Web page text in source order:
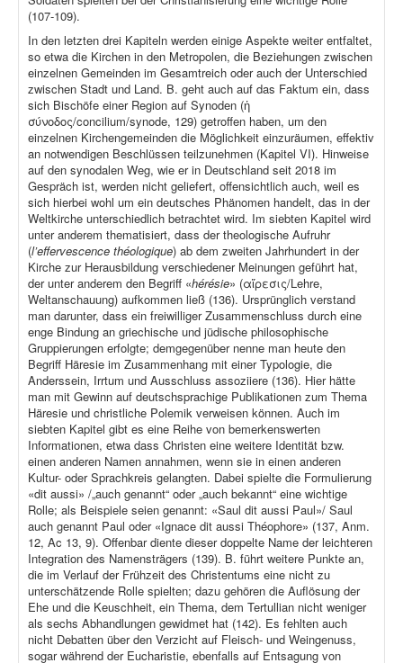
(107-109).
In den letzten drei Kapiteln werden einige Aspekte weiter entfaltet,
so etwa die Kirchen in den Metropolen, die Beziehungen zwischen
einzelnen Gemeinden im Gesamtreich oder auch der Unterschied
zwischen Stadt und Land. B. geht auch auf das Faktum ein, dass
sich Bischöfe einer Region auf Synoden (ἡ
σύνοδος/concilium/synode, 129) getroffen haben, um den
einzelnen Kirchengemeinden die Möglichkeit einzuräumen, effektiv
an notwendigen Beschlüssen teilzunehmen (Kapitel VI). Hinweise
auf den synodalen Weg, wie er in Deutschland seit 2018 im
Gespräch ist, werden nicht geliefert, offensichtlich auch, weil es
sich hierbei wohl um ein deutsches Phänomen handelt, das in der
Weltkirche unterschiedlich betrachtet wird. Im siebten Kapitel wird
unter anderem thematisiert, dass der theologische Aufruhr
(l’effervescence théologique) ab dem zweiten Jahrhundert in der
Kirche zur Herausbildung verschiedener Meinungen geführt hat,
der unter anderem den Begriff «hérésie» (αἵρεσις/Lehre,
Weltanschauung) aufkommen ließ (136). Ursprünglich verstand
man darunter, dass ein freiwilliger Zusammenschluss durch eine
enge Bindung an griechische und jüdische philosophische
Gruppierungen erfolgte; demgegenüber nenne man heute den
Begriff Häresie im Zusammenhang mit einer Typologie, die
Anderssein, Irrtum und Ausschluss assoziiere (136). Hier hätte
man mit Gewinn auf deutschsprachige Publikationen zum Thema
Häresie und christliche Polemik verweisen können. Auch im
siebten Kapitel gibt es eine Reihe von bemerkenswerten
Informationen, etwa dass Christen eine weitere Identität bzw.
einen anderen Namen annahmen, wenn sie in einen anderen
Kultur- oder Sprachkreis gelangten. Dabei spielte die Formulierung
«dit aussi» /„auch genannt“ oder „auch bekannt“ eine wichtige
Rolle; als Beispiele seien genannt: «Saul dit aussi Paul»/ Saul
auch genannt Paul oder «Ignace dit aussi Théophore» (137, Anm.
12, Ac 13, 9). Offenbar diente dieser doppelte Name der leichteren
Integration des Namensträgers (139). B. führt weitere Punkte an,
die im Verlauf der Frühzeit des Christentums eine nicht zu
unterschätzende Rolle spielten; dazu gehören die Auflösung der
Ehe und die Keuschheit, ein Thema, dem Tertullian nicht weniger
als sechs Abhandlungen gewidmet hat (142). Es fehlten auch
nicht Debatten über den Verzicht auf Fleisch- und Weingenuss,
sogar während der Eucharistie, ebenfalls auf Entsagung von